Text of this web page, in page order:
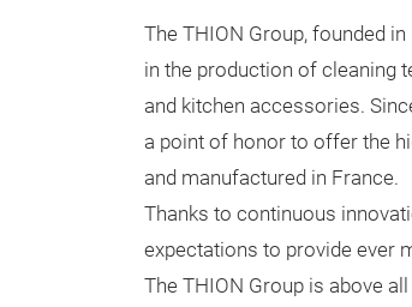
The THION Group, founded
in the production of cleaning
and kitchen accessories.
a point of honor to offer the
and manufactured in France.
Thanks to continuous
expectations to provide ever
The THION Group is above